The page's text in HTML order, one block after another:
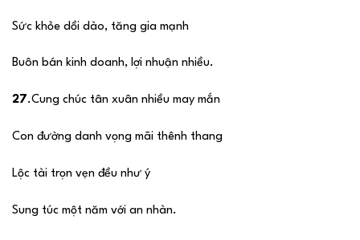
Sức khỏe dồi dào, tăng gia mạnh
Buôn bán kinh doanh, lợi nhuận nhiều.
27.Cung chúc tân xuân nhiều may mắn
Con đường danh vọng mãi thênh thang
Lộc tài trọn vẹn đều như ý
Sung túc một năm với an nhàn.